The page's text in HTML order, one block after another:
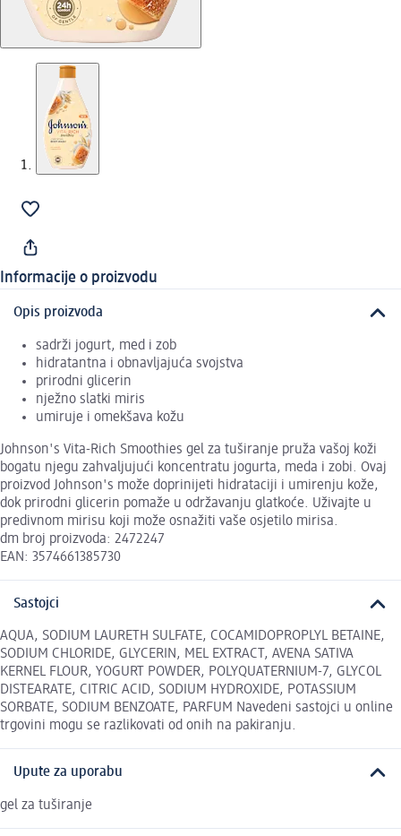
Informacije o proizvodu
Opis proizvoda
sadrži jogurt, med i zob
hidratantna i obnavljajuća svojstva
prirodni glicerin
nježno slatki miris
umiruje i omekšava kožu
Johnson's Vita-Rich Smoothies gel za tuširanje pruža vašoj koži
bogatu njegu zahvaljujući koncentratu jogurta, meda i zobi. Ovaj
proizvod Johnson's može doprinijeti hidrataciji i umirenju kože,
dok prirodni glicerin pomaže u održavanju glatkoće. Uživajte u
predivnom mirisu koji može osnažiti vaše osjetilo mirisa.
dm broj proizvoda: 2472247
EAN: 3574661385730
Sastojci
AQUA, SODIUM LAURETH SULFATE, COCAMIDOPROPLYL BETAINE,
SODIUM CHLORIDE, GLYCERIN, MEL EXTRACT, AVENA SATIVA
KERNEL FLOUR, YOGURT POWDER, POLYQUATERNIUM-7, GLYCOL
DISTEARATE, CITRIC ACID, SODIUM HYDROXIDE, POTASSIUM
SORBATE, SODIUM BENZOATE, PARFUM Navedeni sastojci u online
trgovini mogu se razlikovati od onih na pakiranju.
Upute za uporabu
gel za tuširanje